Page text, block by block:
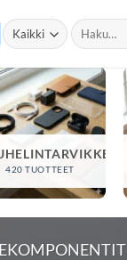
Etsi:
420 TUOTTEET